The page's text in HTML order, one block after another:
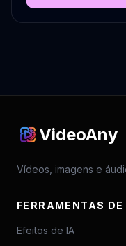
VideoAny
Vídeos, imagens e
FERRAMENTAS DE
Efeitos de IA